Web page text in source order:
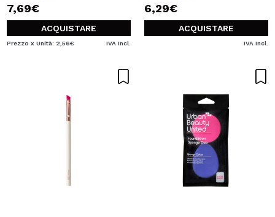
7,69€
ACQUISTARE
Prezzo x Unità: 2,56€ IVA Incl.
6,29€
ACQUISTARE
IVA Incl.